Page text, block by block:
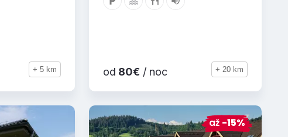
+ 5 km od 80€ / noc + 20 km
až -15%